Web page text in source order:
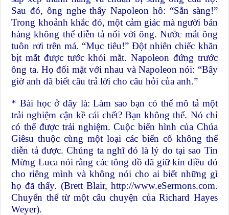
Sau đó, ông nghe thấy Napoleon hô: “Sẵn sàng!”
Trong khoảnh khắc đó, một cảm giác mà người bán
hàng không thể diễn tả nổi với ông. Nước mắt ông
tuôn rơi trên má. “Mục tiêu!” Đột nhiên chiếc khăn
bịt mắt được tước khỏi mắt. Napoleon đứng trước
ông ta. Họ đối mặt với nhau và Napoleon nói: “Bây
giờ anh đã biết câu trả lời cho câu hỏi của anh.”
* Bài học ở đây là: Làm sao bạn có thể mô tả một
trải nghiệm cận kề cái chết? Bạn không thể. Nó chỉ
có thể được trải nghiệm. Cuộc biến hình của Chúa
Giêsu thuộc cùng một loại các biến cố không thể
diễn tả được. Chúng ta nghĩ đó là lý do tại sao Tin
Mừng Luca nói rằng các tông đồ đã giữ kín điều đó
cho riêng mình và không nói cho ai biết những gì
họ đã thấy. (Brett Blair, http://www.eSermons.com.
Chuyển thể từ một câu chuyện của Richard Hayes
Weyer).